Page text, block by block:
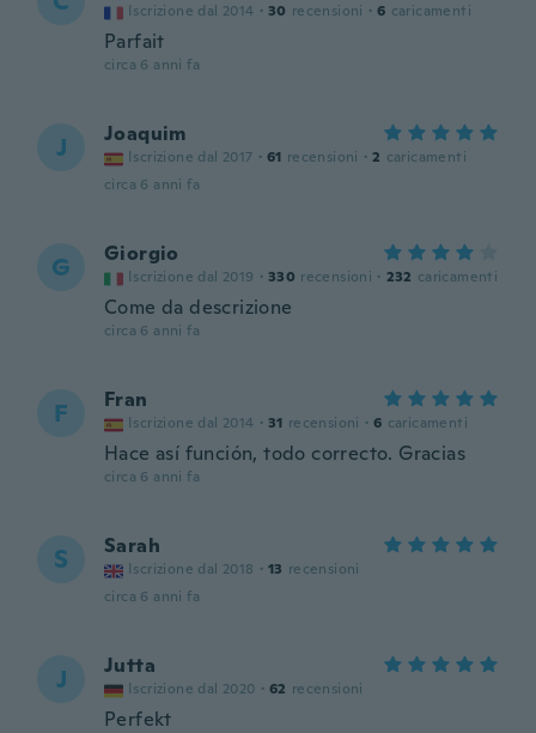
Iscrizione dal 2014 · 30 recensioni · 6 caricamenti
Parfait
circa 6 anni fa
J Joaquim
Iscrizione dal 2017 · 61 recensioni · 2 caricamenti
circa 6 anni fa
G Giorgio
Iscrizione dal 2019 · 330 recensioni · 232 caricamenti
Come da descrizione
circa 6 anni fa
F Fran
Iscrizione dal 2014 · 31 recensioni · 6 caricamenti
Hace así función, todo correcto. Gracias
circa 6 anni fa
S Sarah
Iscrizione dal 2018 · 13 recensioni
circa 6 anni fa
J Jutta
Iscrizione dal 2020 · 62 recensioni
Perfekt